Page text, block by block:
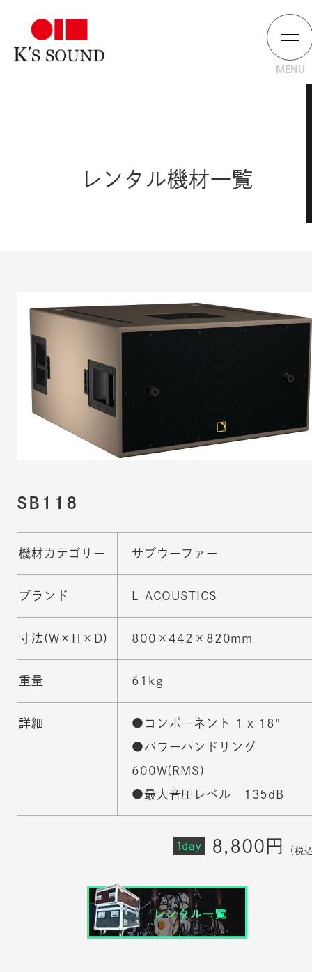
レンタル機材一覧
SB118
機材カテゴリー サブウーファー
ブランド L-ACOUSTICS
寸法(W×H×D) 800×442×820mm
重量 61kg
詳細
●コンポーネント 1 x 18"
●パワーハンドリング
600W(RMS)
●最大音圧レベル 135dB
1day 8,800円 （税